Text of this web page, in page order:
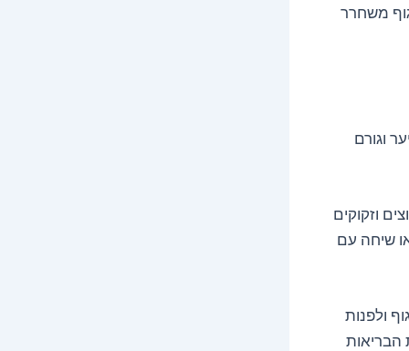
משחרר
וגורם
וזקוקים
שיחה עם
ולפנות
הבריאות